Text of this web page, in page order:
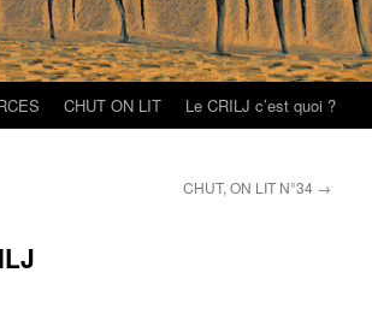
CHUT ON LIT Le CRILJ c’est quoi ?
CHUT, ON LIT N°34 →